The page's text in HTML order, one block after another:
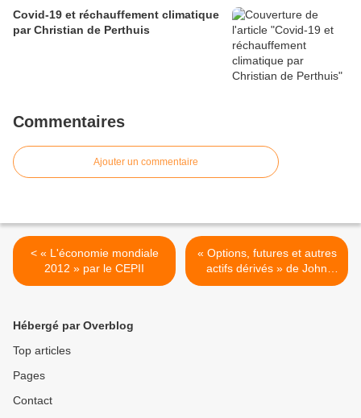
Covid-19 et réchauffement climatique
par Christian de Perthuis
Commentaires
Ajouter un commentaire
< « L'économie mondiale
2012 » par le CEPII
« Options, futures et autres
actifs dérivés » de John
HULL >
Hébergé par Overblog
Top articles
Pages
Contact